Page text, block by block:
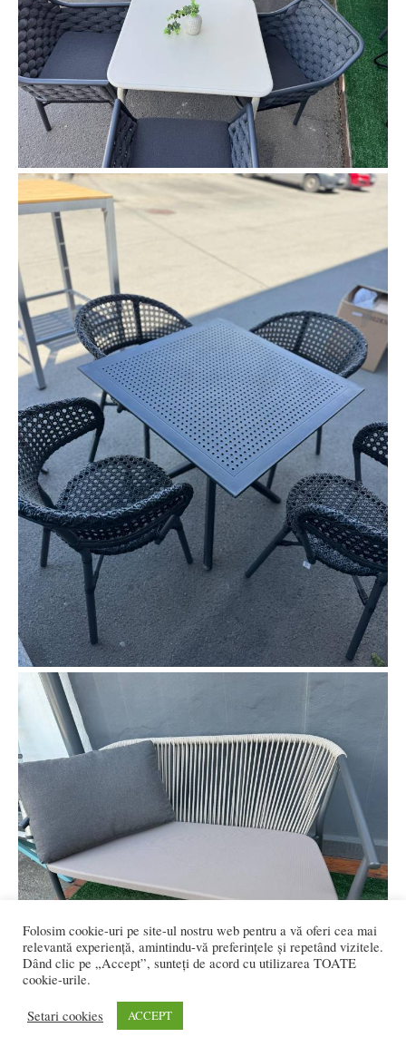
Folosim cookie-uri pe site-ul nostru web pentru a vă oferi cea mai
relevantă experiență, amintindu-vă preferințele și repetând vizitele.
Dând clic pe „Accept”, sunteți de acord cu utilizarea TOATE
cookie-urile.
Setari cookies ACCEPT